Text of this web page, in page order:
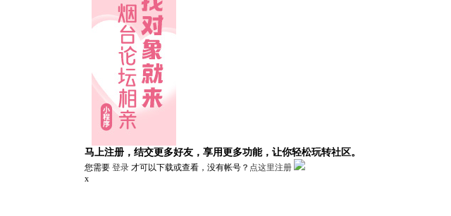
马上注册，结交更多好友，享用更多功能，让你轻松玩转社区。
您需要 登录 才可以下载或查看，没有帐号？ 点这里注册
x